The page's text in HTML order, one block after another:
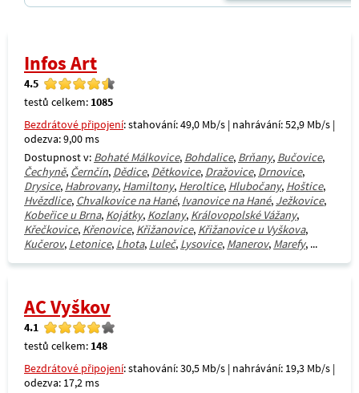
Infos Art
4.5
testů celkem: 1085
Bezdrátové připojení: stahování: 49,0 Mb/s | nahrávání: 52,9 Mb/s |
odezva: 9,00 ms
Dostupnost v: Bohaté Málkovice, Bohdalice, Brňany, Bučovice,
Čechyně, Černčín, Dědice, Dětkovice, Dražovice, Drnovice,
Drysice, Habrovany, Hamiltony, Heroltice, Hlubočany, Hoštice,
Hvězdlice, Chvalkovice na Hané, Ivanovice na Hané, Ježkovice,
Kobeřice u Brna, Kojátky, Kozlany, Královopolské Vážany,
Křečkovice, Křenovice, Křižanovice, Křižanovice u Vyškova,
Kučerov, Letonice, Lhota, Luleč, Lysovice, Manerov, Marefy, ...
AC Vyškov
4.1
testů celkem: 148
Bezdrátové připojení: stahování: 30,5 Mb/s | nahrávání: 19,3 Mb/s |
odezva: 17,2 ms